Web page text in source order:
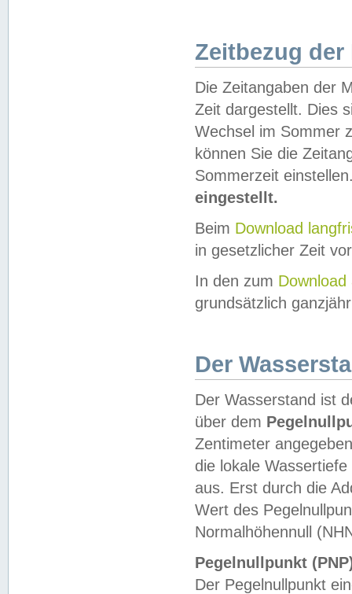
Zeitbezug der
Die Zeitangaben der
Zeit dargestellt. Dies
Wechsel im Sommer
können Sie die
Sommerzeit
eingestellt.
Beim Download
in gesetzlicher Zeit
In den zum Download
grundsätzlich
Der
Der Wasserstand ist
über dem
Zentimeter
die lokale
aus. Erst durch die
Wert des
Normalhöhennull
Pegelnullpunkt
Der Pegelnullpunkt